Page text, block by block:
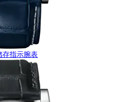
存指示腕表